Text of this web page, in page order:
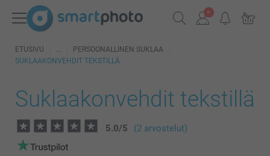
ETUSIVU
PERSOONALLINEN SUKLAA
SUKLAAKONVEHDIT TEKSTILLÄ
Suklaakonvehdit tekstillä
5.0/5 (2 arvostelut)